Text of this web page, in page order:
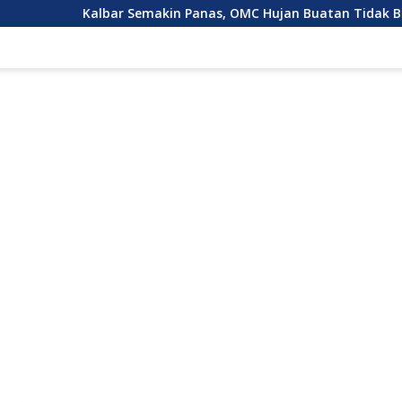
Semakin Panas, OMC Hujan Buatan Tidak Bisa Dilakukan